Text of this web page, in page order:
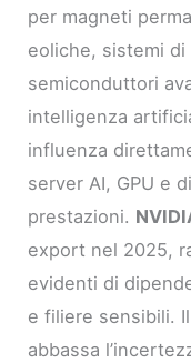
per magneti
eoliche, sistemi
semiconduttori
intelligenza
influenza
server AI, GPU e
prestazioni.
export nel 2025,
evidenti di
e filiere sensibili.
abbassa